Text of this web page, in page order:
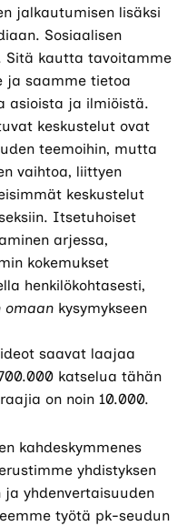
jalkautumisen lisäksi
Sosiaalisen
Sitä kautta tavoitamme
ja saamme tietoa
asioista ja ilmiöistä.
keskustelut ovat
teemoihin, mutta
vaihtoa, liittyen
keskustelut
Itsetuhoiset
arjessa,
kokemukset
henkilökohtasesti,
omaan kysymykseen
saavat laajaa
katselua tähän
on noin 10.000.
kahdeskymmenes
yhdistyksen
yhdenvertaisuuden
työtä pk-seudun